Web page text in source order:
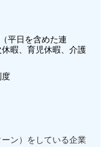
平日を含めた連
暇、育児休暇、介護
度